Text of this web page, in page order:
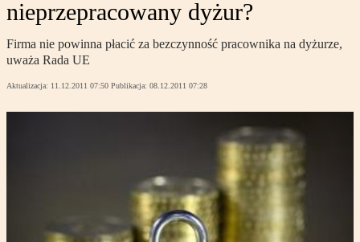
nieprzepracowany dyżur?
Firma nie powinna płacić za bezczynność pracownika na dyżurze,
uważa Rada UE
Aktualizacja: 11.12.2011 07:50 Publikacja: 08.12.2011 07:28